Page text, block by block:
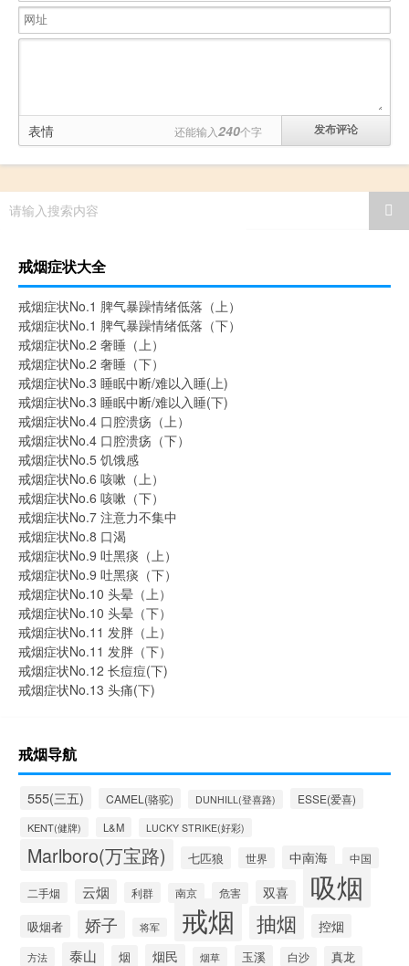
表情 还能输入240个字
请输入搜索内容
戒烟症状大全
戒烟症状No.1 脾气暴躁情绪低落（上）
戒烟症状No.1 脾气暴躁情绪低落（下）
戒烟症状No.2 奢睡（上）
戒烟症状No.2 奢睡（下）
戒烟症状No.3 睡眠中断/难以入睡(上)
戒烟症状No.3 睡眠中断/难以入睡(下)
戒烟症状No.4 口腔溃疡（上）
戒烟症状No.4 口腔溃疡（下）
戒烟症状No.5 饥饿感
戒烟症状No.6 咳嗽（上）
戒烟症状No.6 咳嗽（下）
戒烟症状No.7 注意力不集中
戒烟症状No.8 口渴
戒烟症状No.9 吐黑痰（上）
戒烟症状No.9 吐黑痰（下）
戒烟症状No.10 头晕（上）
戒烟症状No.10 头晕（下）
戒烟症状No.11 发胖（上）
戒烟症状No.11 发胖（下）
戒烟症状No.12 长痘痘(下)
戒烟症状No.13 头痛(下)
戒烟导航
555(三五) CAMEL(骆驼) DUNHILL(登喜路) ESSE(爱喜)
KENT(健牌) L&M LUCKY STRIKE(好彩)
Marlboro(万宝路) 七匹狼 世界 中南海 中国
二手烟 云烟 利群 南京 危害 双喜 吸烟
吸烟者 娇子 将军 戒烟 抽烟 控烟
方法 泰山 烟 烟民 烟草 玉溪 白沙 真龙